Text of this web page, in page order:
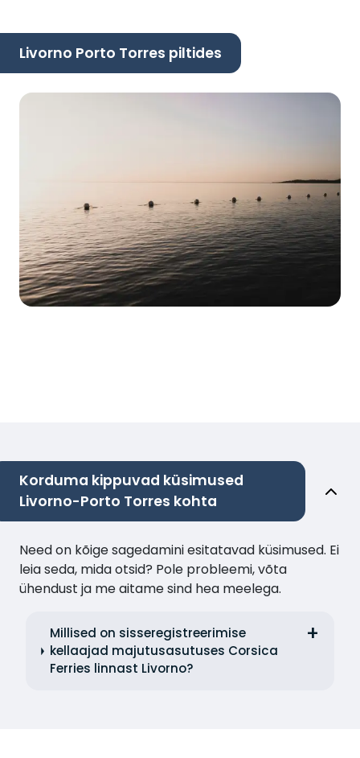
Livorno Porto Torres piltides
Korduma kippuvad küsimused
Livorno-Porto Torres kohta
Need on kõige sagedamini esitatavad küsimused. Ei
leia seda, mida otsid? Pole probleemi, võta
ühendust ja me aitame sind hea meelega.
Millised on sisseregistreerimise
kellaajad majutusasutuses Corsica
Ferries linnast Livorno?